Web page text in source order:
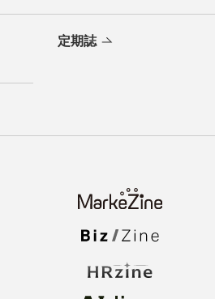
定期誌